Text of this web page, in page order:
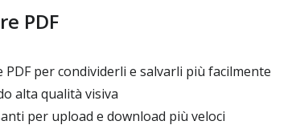
PDF
PDF per condividerli e salvarli più facilmente
alta qualità visiva
per upload e download più veloci